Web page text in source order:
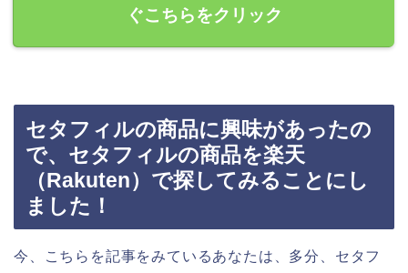
ぐこちらをクリック
セタフィルの商品に興味があったの
で、セタフィルの商品を楽天
（Rakuten）で探してみることにし
ました！
今、こちらを記事をみているあなたは、多分、セタフ